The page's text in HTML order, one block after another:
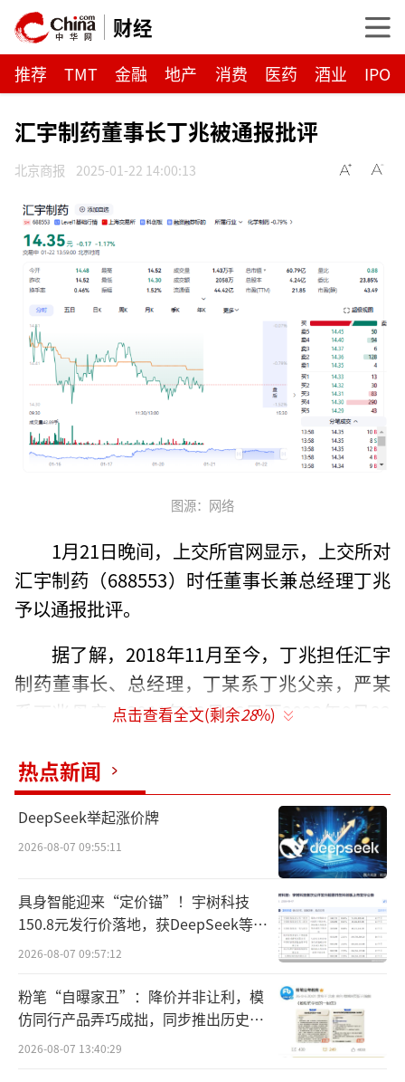
财经
推荐 TMT 金融 地产 消费 医药 酒业 IPO
汇宇制药董事长丁兆被通报批评
北京商报 2025-01-22 14:00:13
图源：网络
1月21日晚间，上交所官网显示，上交所对
汇宇制药（688553）时任董事长兼总经理丁兆
予以通报批评。
据了解，2018年11月至今，丁兆担任汇宇
制药董事长、总经理，丁某系丁兆父亲，严某
系丁兆母亲。2021年10月26日至2023年9月22
入“汇宇制药”股票14.22万股，成交金额281.
31万元。2022年4月25日至2023年11月1日，
丁某、严某账户合计卖出“汇宇制药”股票14.
22万股，成交金额252.51万元。前述交易构成
买入后六个月内卖出以及卖出后六个月内又买
入的情形。
根据《行政处罚决定书》认定，丁兆作为
公司董事长、总经理，父亲丁某、母亲严某的
上述行为构成短线交易。鉴于前述违规事实和
情节，经上交所纪律处分委员会审核通过，根
点击查看全文(剩余28%)
热点新闻
DeepSeek举起涨价牌
2026-08-07 09:55:11
具身智能迎来“定价锚”！宇树科技
150.8元发行价落地，获DeepSeek等豪
华战配加持
2026-08-07 09:57:12
粉笔“自曝家丑”：降价并非让利，模
仿同行产品弄巧成拙，同步推出历史学
员退费方案
2026-08-07 13:40:29